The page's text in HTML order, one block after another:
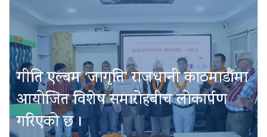
गीति एल्बम ‘जागृति’ राजधानी काठमाडौंमा
आयोजित विशेष समारोहबीच लोकार्पण
गरिएको छ ।